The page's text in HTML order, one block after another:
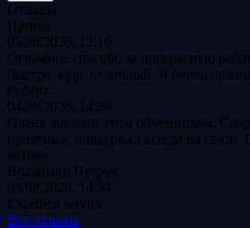
Отзывы
Ирина,
05.08.2026, 12:10
Огромное спасибо за прекрасную
быстро, курс отличный. Я очень
Роберт,
04.08.2026, 14:39
Очень доволен этим обменником.
приятные, поддержка всегда на связи.
меняю…
Владимир Петров,
03.08.2026, 14:34
Excellent service
Все отзывы